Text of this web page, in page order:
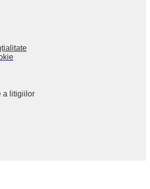
a litigiilor